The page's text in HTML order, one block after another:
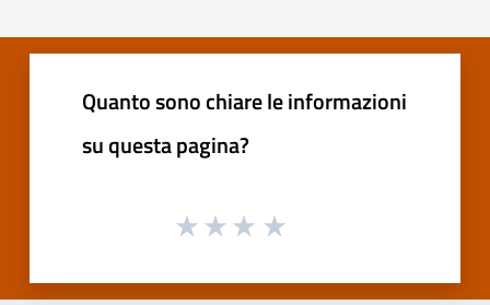
Quanto sono chiare le informazioni
su questa pagina?